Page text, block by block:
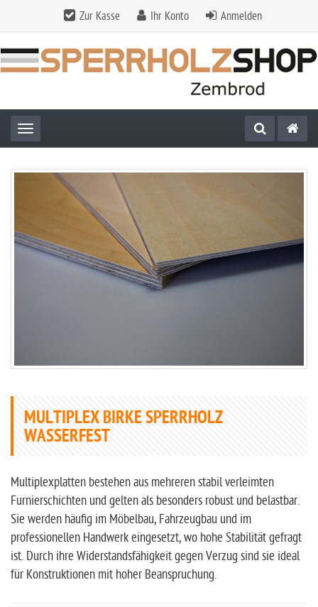
Zur Kasse Ihr Konto Anmelden
Toggle navigation
MULTIPLEX BIRKE SPERRHOLZ
WASSERFEST
Multiplexplatten bestehen aus mehreren stabil verleimten
Furnierschichten und gelten als besonders robust und belastbar.
Sie werden häufig im Möbelbau, Fahrzeugbau und im
professionellen Handwerk eingesetzt, wo hohe Stabilität gefragt
ist. Durch ihre Widerstandsfähigkeit gegen Verzug sind sie ideal
für Konstruktionen mit hoher Beanspruchung.